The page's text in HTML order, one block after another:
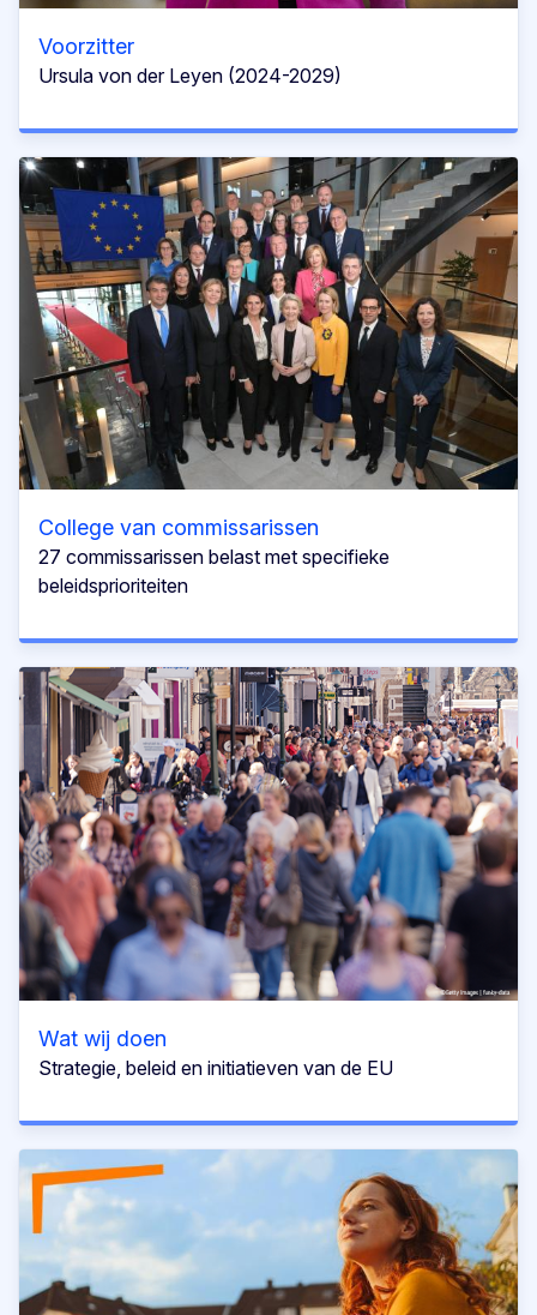
Voorzitter
Ursula von der Leyen (2024-2029)
College van commissarissen
27 commissarissen belast met specifieke
beleidsprioriteiten
Wat wij doen
Strategie, beleid en initiatieven van de EU